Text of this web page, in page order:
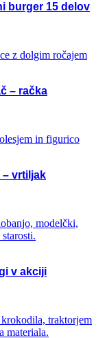
burger 15 delov
– račka
– vrtiljak
v akciji